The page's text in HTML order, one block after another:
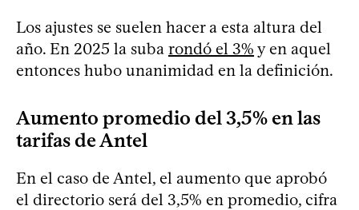
Los ajustes se suelen hacer a esta altura del
año. En 2025 la suba rondó el 3% y en aquel
entonces hubo unanimidad en la definición.
Aumento promedio del 3,5% en las
tarifas de Antel
En el caso de Antel, el aumento que aprobó
el directorio será del 3,5% en promedio, cifra